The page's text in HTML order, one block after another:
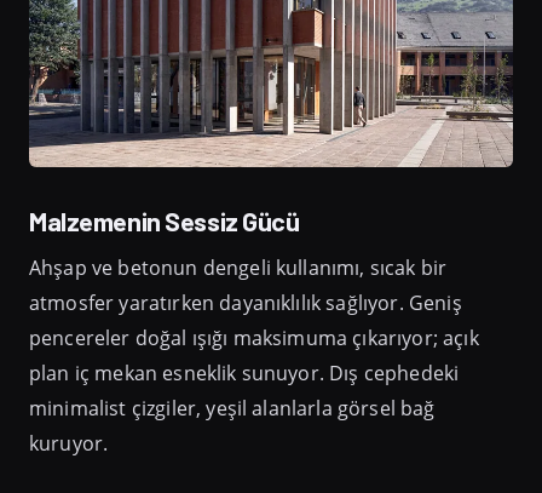
Malzemenin Sessiz Gücü
Ahşap ve betonun dengeli kullanımı, sıcak bir
atmosfer yaratırken dayanıklılık sağlıyor. Geniş
pencereler doğal ışığı maksimuma çıkarıyor; açık
plan iç mekan esneklik sunuyor. Dış cephedeki
minimalist çizgiler, yeşil alanlarla görsel bağ
kuruyor.